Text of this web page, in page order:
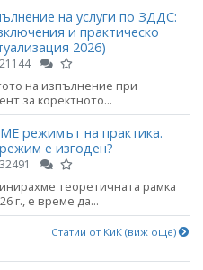
на услуги по ЗДДС:
и практическо
2026)
21144
на изпълнение при
за коректното...
режимът на практика.
е изгоден?
32491
теоретичната рамка
г., е време да...
Статии от КиК (виж още)